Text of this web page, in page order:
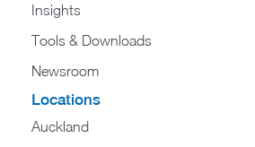
Insights
Tools & Downloads
Newsroom
Locations
Auckland